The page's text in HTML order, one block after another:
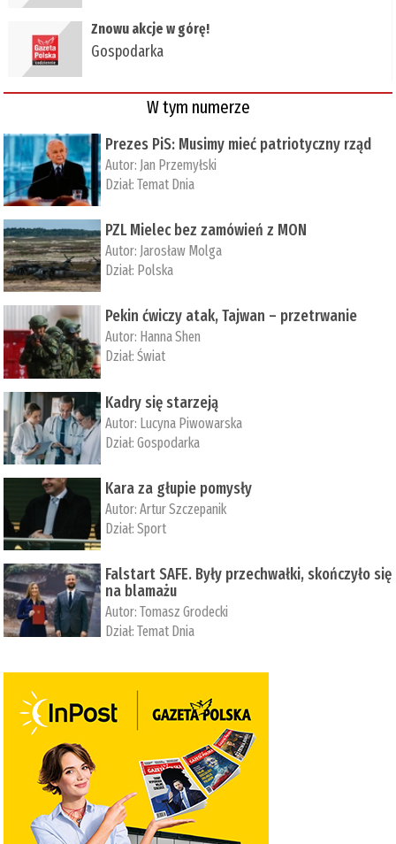
​Znowu akcje w górę!
Gospodarka
W tym numerze
Prezes PiS: Musimy mieć patriotyczny rząd
Autor: Jan Przemyłski
Dział:Temat Dnia
PZL Mielec bez zamówień z MON
Autor: Jarosław Molga
Dział: Polska
Pekin ćwiczy atak, Tajwan – przetrwanie
Autor: ­Hanna Shen
Dział:Świat
Kadry się starzeją
Autor: Lucyna Piwowarska
Dział:Gospodarka
Kara za głupie pomysły
Autor:Artur Szczepanik
Dział:Sport
Falstart SAFE. Były przechwałki, skończyło się
na blamażu
Autor:Tomasz Grodecki
Dział:Temat Dnia